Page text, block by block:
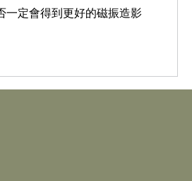
一定會得到更好的磁振造影